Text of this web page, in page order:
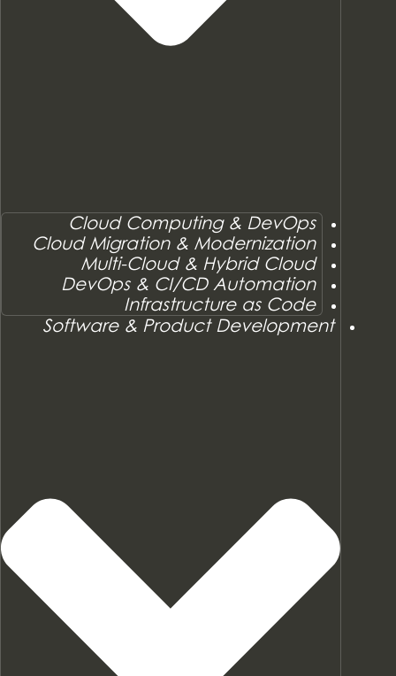
Cloud Computing & DevOps
Cloud Migration & Modernization
Multi-Cloud & Hybrid Cloud
DevOps & CI/CD Automation
Infrastructure as Code
Software & Product Development